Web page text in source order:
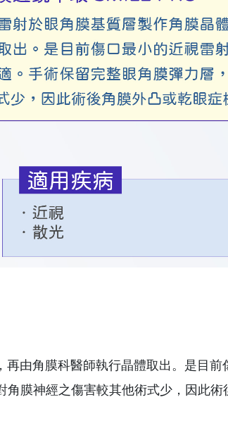
角膜科醫師執行晶體取出。是目前
膜神經之傷害較其他術式少，因此術